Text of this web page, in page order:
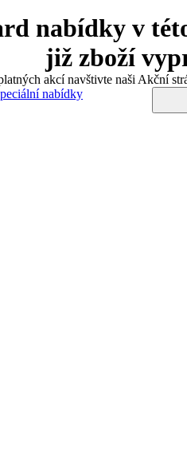
nabídky v
již zboží
akcí navštivte naši Akční
nabídky